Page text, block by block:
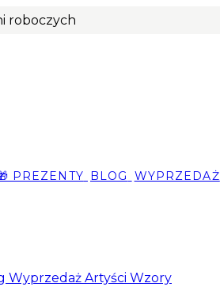
roboczych
PREZENTY BLOG WYPRZEDAŻ
Wyprzedaż Artyści Wzory